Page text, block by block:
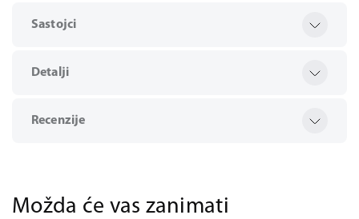
Sastojci
Detalji
Recenzije
Možda će vas zanimati